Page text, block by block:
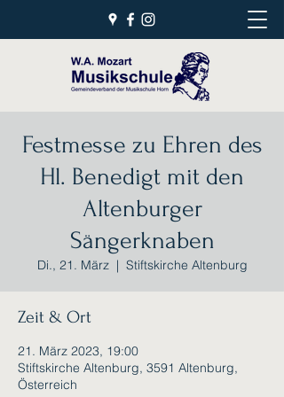
Festmesse zu Ehren des
Hl. Benedigt mit den
Altenburger
Sängerknaben
Di., 21. März
  |
Stiftskirche Altenburg
Zeit & Ort
21. März 2023, 19:00
Stiftskirche Altenburg, 3591 Altenburg,
Österreich